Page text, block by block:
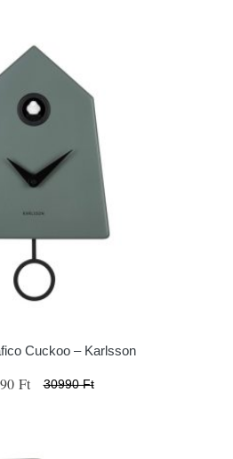
Cuckoo – Karlsson
Ft 30990 Ft